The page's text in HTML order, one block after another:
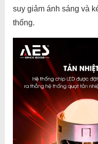
suy giảm ánh sáng và
thống.